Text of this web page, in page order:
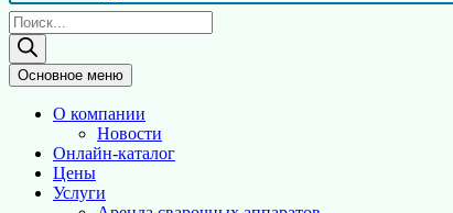
Поиск
товаров
Основное меню
О компании
Новости
Онлайн-каталог
Цены
Услуги